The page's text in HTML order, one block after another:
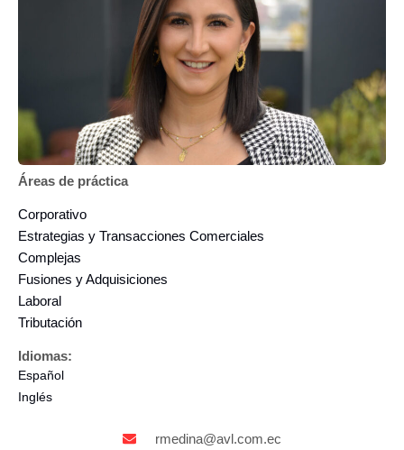
Áreas de práctica
Corporativo
Estrategias y Transacciones Comerciales
Complejas
Fusiones y Adquisiciones
Laboral
Tributación
Idiomas:
Español
Inglés
rmedina@avl.com.ec